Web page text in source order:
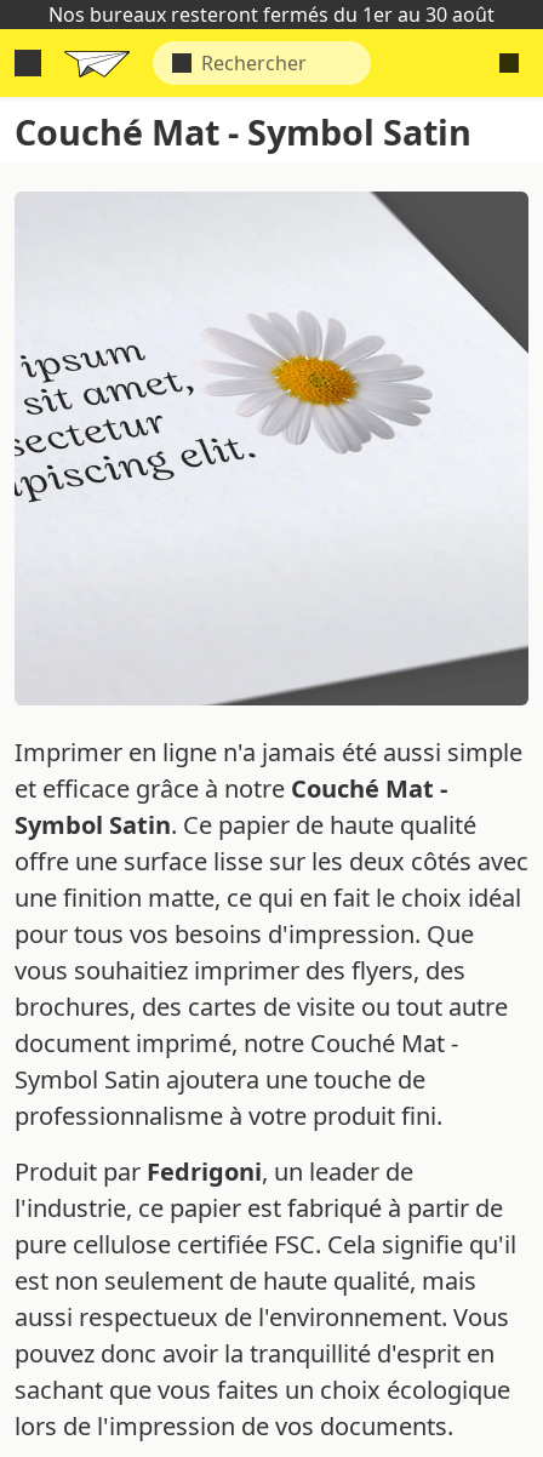
Nos bureaux resteront fermés du 1er au 30 août
Couché Mat - Symbol Satin
Imprimer en ligne n'a jamais été aussi simple
et efficace grâce à notre Couché Mat -
Symbol Satin. Ce papier de haute qualité
offre une surface lisse sur les deux côtés avec
une finition matte, ce qui en fait le choix idéal
pour tous vos besoins d'impression. Que
vous souhaitiez imprimer des flyers, des
brochures, des cartes de visite ou tout autre
document imprimé, notre Couché Mat -
Symbol Satin ajoutera une touche de
professionnalisme à votre produit fini.
Produit par Fedrigoni, un leader de
l'industrie, ce papier est fabriqué à partir de
pure cellulose certifiée FSC. Cela signifie qu'il
est non seulement de haute qualité, mais
aussi respectueux de l'environnement. Vous
pouvez donc avoir la tranquillité d'esprit en
sachant que vous faites un choix écologique
lors de l'impression de vos documents.